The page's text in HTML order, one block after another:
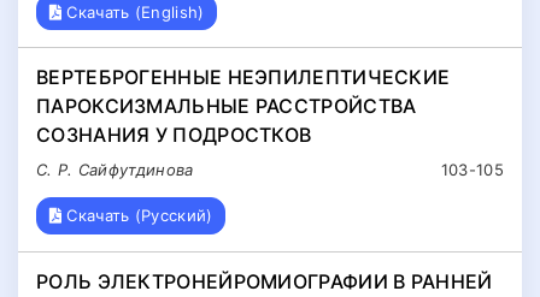
Скачать (English)
ВЕРТЕБРОГЕННЫЕ НЕЭПИЛЕПТИЧЕСКИЕ
ПАРОКСИЗМАЛЬНЫЕ РАССТРОЙСТВА
СОЗНАНИЯ У ПОДРОСТКОВ
103-105
С. Р. Сайфутдинова
Скачать (Русский)
РОЛЬ ЭЛЕКТРОНЕЙРОМИОГРАФИИ В РАННЕЙ